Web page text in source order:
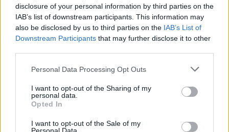
disclosure of your personal information by third parties on the
IAB’s list of downstream participants. This information may
also be disclosed by us to third parties on the IAB’s List of
Downstream Participants that may further disclose it to other
Personal Data Processing Opt Outs
I want to opt-out of the Sharing of my
personal data.
Opted In
I want to opt-out of the Sale of my
Bemutatkozás: A Krisztina Aukciósház régi dokumentumokat,
bélyeg előtti leveleket, I. és II. Világháborús tábori
postaküldeményeket, képeslapokat, levélborítékokat,
fényképeket, térképeket, könyveket, egyéb papírrégiségeket
izgalmával ötvözve három hetente induló aukciókon jelenik
további egy hétig fix áron kínálja termékeit, hogy az érdeklődők
további értékes darabokkal gazdagodhassanak. Akik nem
vásárolni szeretnének, hanem papírrégiségeiket eladni,